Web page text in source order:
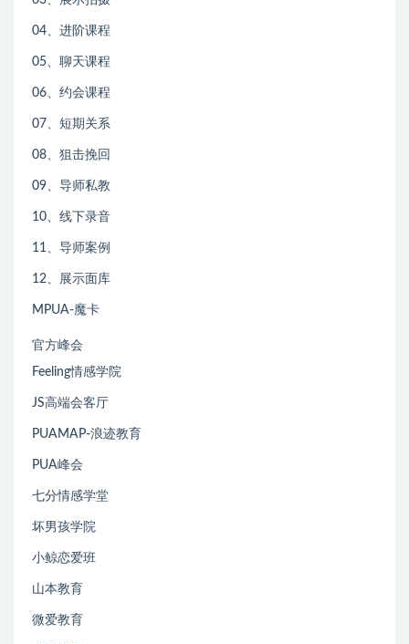
04、进阶课程
05、聊天课程
06、约会课程
07、短期关系
08、狙击挽回
09、导师私教
10、线下录音
11、导师案例
12、展示面库
MPUA-魔卡
官方峰会
Feeling情感学院
JS高端会客厅
PUAMAP-浪迹教育
PUA峰会
七分情感学堂
坏男孩学院
小鲸恋爱班
山本教育
微爱教育